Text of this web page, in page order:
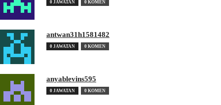
0 JAWATAN 0 KOMEN
antwan31h1581482
0 JAWATAN 0 KOMEN
anyablevins595
0 JAWATAN 0 KOMEN